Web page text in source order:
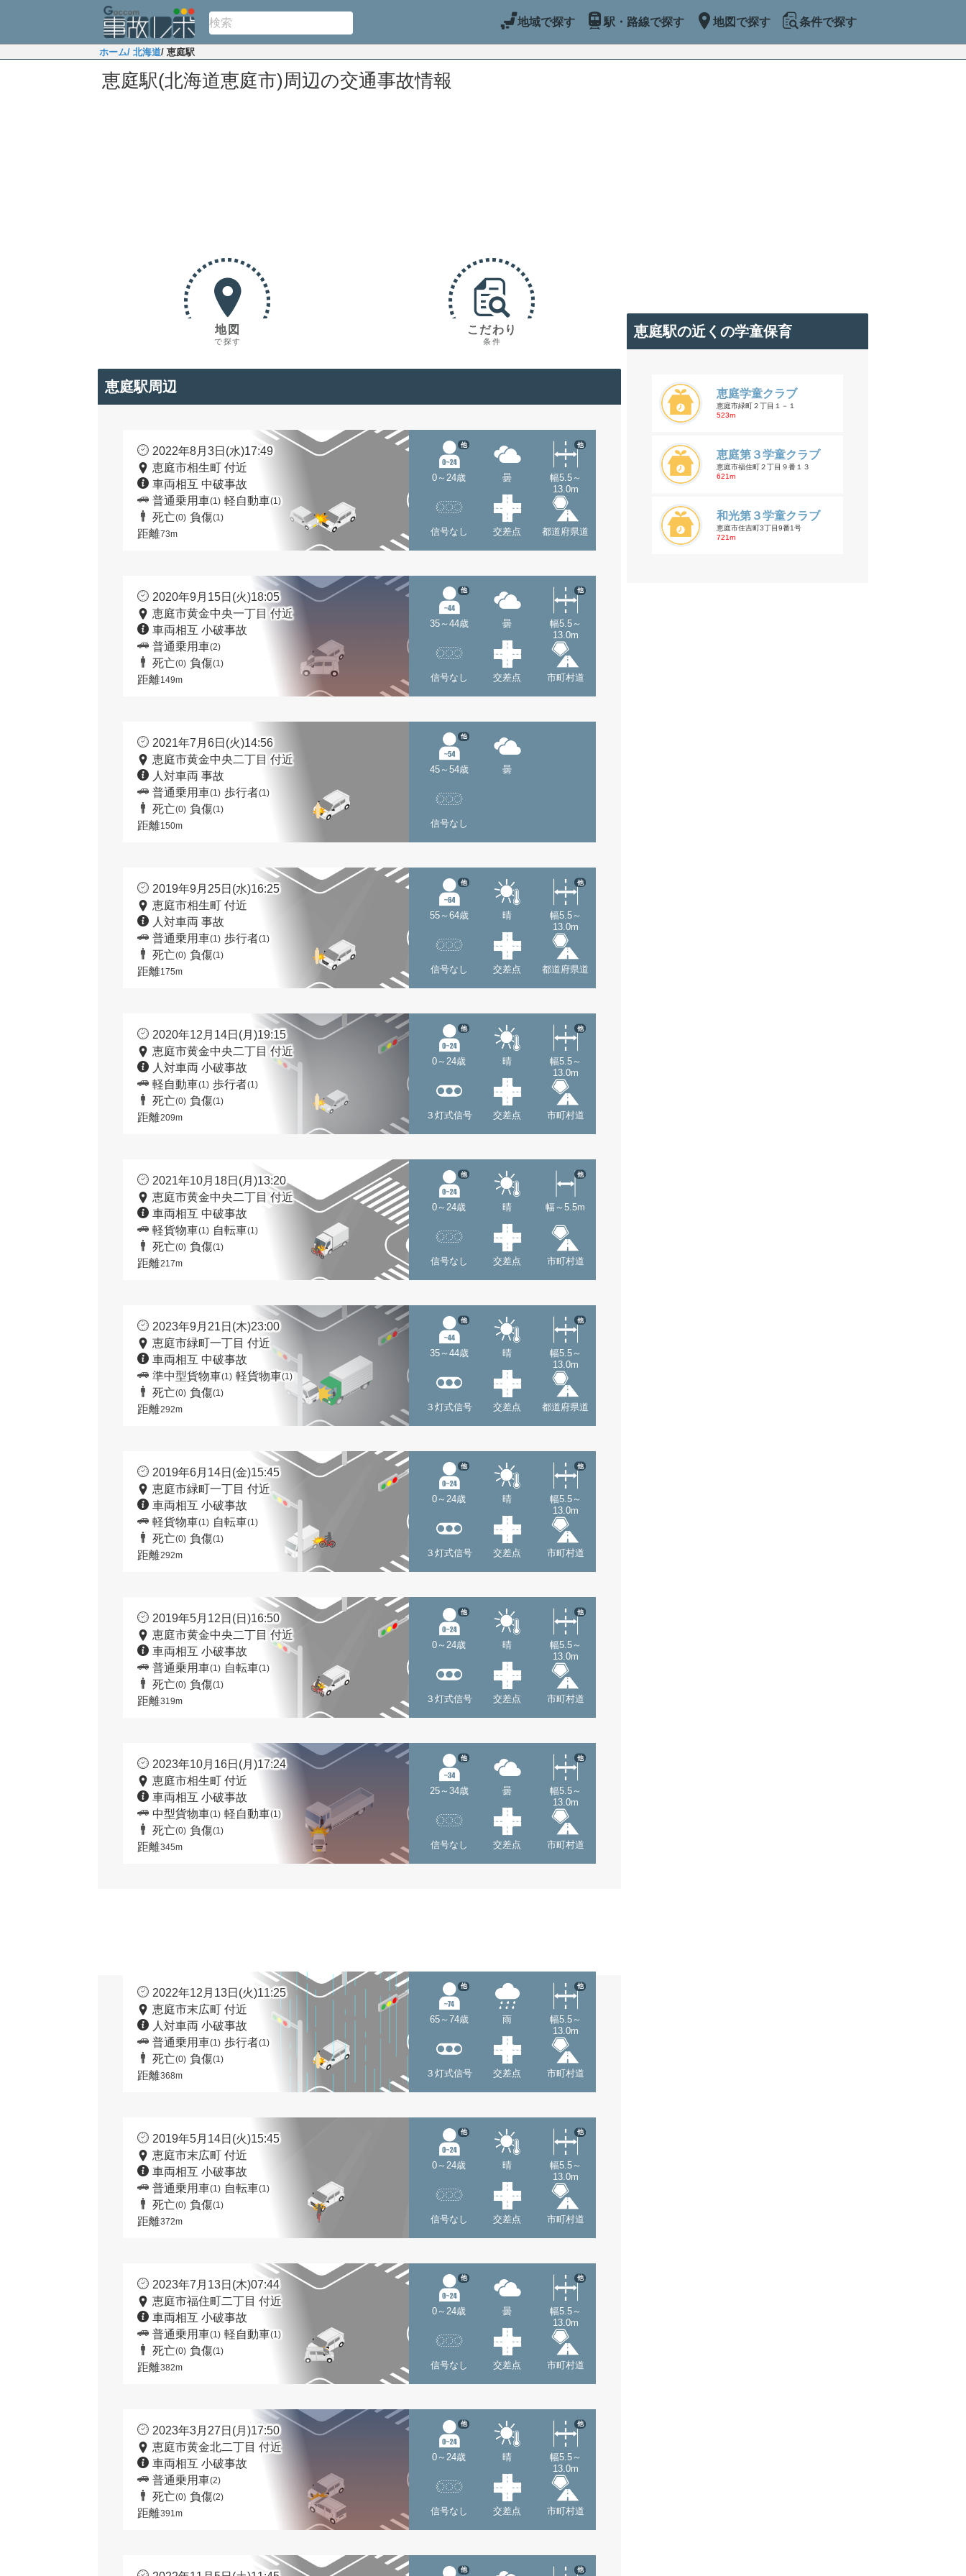
地域で探す 駅・路線で探す 地図で探す 条件で探す
ホーム/ 北海道/ 恵庭駅
恵庭駅(北海道恵庭市)周辺の交通事故情報
地図
で探す
こだわり
条件
恵庭駅周辺
2022年8月3日(水)17:49
恵庭市相生町 付近
車両相互 中破事故
普通乗用車(1) 軽自動車(1)
死亡(0) 負傷(1)
距離73m
0～24歳
他
曇
幅5.5～
13.0m
他
信号なし 交差点 都道府県道
2020年9月15日(火)18:05
恵庭市黄金中央一丁目 付近
車両相互 小破事故
普通乗用車(2)
死亡(0) 負傷(1)
距離149m
35～44歳
他
曇
幅5.5～
13.0m
他
信号なし 交差点 市町村道
2021年7月6日(火)14:56
恵庭市黄金中央二丁目 付近
人対車両 事故
普通乗用車(1) 歩行者(1)
死亡(0) 負傷(1)
距離150m
45～54歳
他
曇
信号なし
2019年9月25日(水)16:25
恵庭市相生町 付近
人対車両 事故
普通乗用車(1) 歩行者(1)
死亡(0) 負傷(1)
距離175m
55～64歳
他
晴
幅5.5～
13.0m
他
信号なし 交差点 都道府県道
2020年12月14日(月)19:15
恵庭市黄金中央二丁目 付近
人対車両 小破事故
軽自動車(1) 歩行者(1)
死亡(0) 負傷(1)
距離209m
0～24歳
他
晴
幅5.5～
13.0m
他
３灯式信号 交差点 市町村道
2021年10月18日(月)13:20
恵庭市黄金中央二丁目 付近
車両相互 中破事故
軽貨物車(1) 自転車(1)
死亡(0) 負傷(1)
距離217m
0～24歳
他
晴 幅～5.5m
他
信号なし 交差点 市町村道
2023年9月21日(木)23:00
恵庭市緑町一丁目 付近
車両相互 中破事故
準中型貨物車(1) 軽貨物車(1)
死亡(0) 負傷(1)
距離292m
35～44歳
他
晴
幅5.5～
13.0m
他
３灯式信号 交差点 都道府県道
2019年6月14日(金)15:45
恵庭市緑町一丁目 付近
車両相互 小破事故
軽貨物車(1) 自転車(1)
死亡(0) 負傷(1)
距離292m
0～24歳
他
晴
幅5.5～
13.0m
他
３灯式信号 交差点 市町村道
2019年5月12日(日)16:50
恵庭市黄金中央二丁目 付近
車両相互 小破事故
普通乗用車(1) 自転車(1)
死亡(0) 負傷(1)
距離319m
0～24歳
他
晴
幅5.5～
13.0m
他
３灯式信号 交差点 市町村道
2023年10月16日(月)17:24
恵庭市相生町 付近
車両相互 小破事故
中型貨物車(1) 軽自動車(1)
死亡(0) 負傷(1)
距離345m
25～34歳
他
曇
幅5.5～
13.0m
他
信号なし 交差点 市町村道
2022年12月13日(火)11:25
恵庭市末広町 付近
人対車両 小破事故
普通乗用車(1) 歩行者(1)
死亡(0) 負傷(1)
距離368m
65～74歳
他
雨
幅5.5～
13.0m
他
３灯式信号 交差点 市町村道
2019年5月14日(火)15:45
恵庭市末広町 付近
車両相互 小破事故
普通乗用車(1) 自転車(1)
死亡(0) 負傷(1)
距離372m
0～24歳
他
晴
幅5.5～
13.0m
他
信号なし 交差点 市町村道
2023年7月13日(木)07:44
恵庭市福住町二丁目 付近
車両相互 小破事故
普通乗用車(1) 軽自動車(1)
死亡(0) 負傷(1)
距離382m
0～24歳
他
曇
幅5.5～
13.0m
他
信号なし 交差点 市町村道
2023年3月27日(月)17:50
恵庭市黄金北二丁目 付近
車両相互 小破事故
普通乗用車(2)
死亡(0) 負傷(2)
距離391m
0～24歳
他
晴
幅5.5～
13.0m
他
信号なし 交差点 市町村道
他 他
恵庭駅の近くの学童保育
恵庭学童クラブ
恵庭市緑町２丁目１－１
523m
恵庭第３学童クラブ
恵庭市福住町２丁目９番１３
621m
和光第３学童クラブ
恵庭市住吉町3丁目9番1号
721m